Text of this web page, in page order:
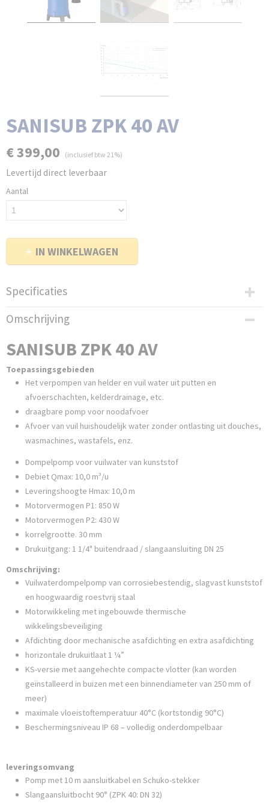
SANISUB ZPK 40 AV
€ 399,00 (inclusief btw 21%)
Levertijd direct leverbaar
Aantal
IN WINKELWAGEN
Specificaties
Productcode
SANISUB013
3308815085937
Productcode leverancier
SANISUB ZPK 40 AV
Bruto gewicht
Omschrijving
SANISUB ZPK 40 AV
Toepassingsgebieden
Het verpompen van helder en vuil water uit putten en
afvoerschachten, kelderdrainage, etc.
draagbare pomp voor noodafvoer
Afvoer van vuil huishoudelijk water zonder ontlasting uit douches,
wasmachines, wastafels, enz.
Dompelpomp voor vuilwater van kunststof
Debiet Qmax: 10,0 m³/u
Leveringshoogte Hmax: 10,0 m
Motorvermogen P1: 850 W
Motorvermogen P2: 430 W
korrelgrootte. 30 mm
Drukuitgang: 1 1/4" buitendraad / slangaansluiting DN 25
Omschrijving:
Vuilwaterdompelpomp van corrosiebestendig, slagvast kunststof
en hoogwaardig roestvrij staal
Motorwikkeling met ingebouwde thermische
wikkelingsbeveiliging
Afdichting door mechanische asafdichting en extra asafdichting
horizontale drukuitlaat 1 ¼”
KS-versie met aangehechte compacte vlotter (kan worden
geïnstalleerd in buizen met een binnendiameter van 250 mm of
meer)
maximale vloeistoftemperatuur 40°C (kortstondig 90°C)
Beschermingsniveau IP 68 – volledig onderdompelbaar
leveringsomvang
Pomp met 10 m aansluitkabel en Schuko-stekker
Slangaansluitbocht 90° (ZPK 40: DN 32)